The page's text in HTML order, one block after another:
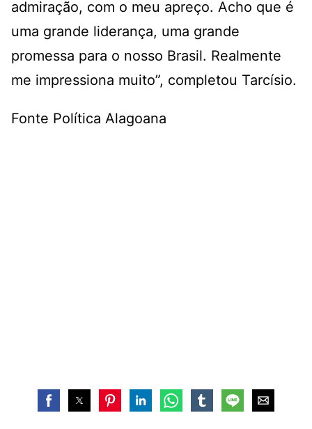
admiração, com o meu apreço. Acho que é
uma grande liderança, uma grande
promessa para o nosso Brasil. Realmente
me impressiona muito”, completou Tarcísio.
Fonte Política Alagoana